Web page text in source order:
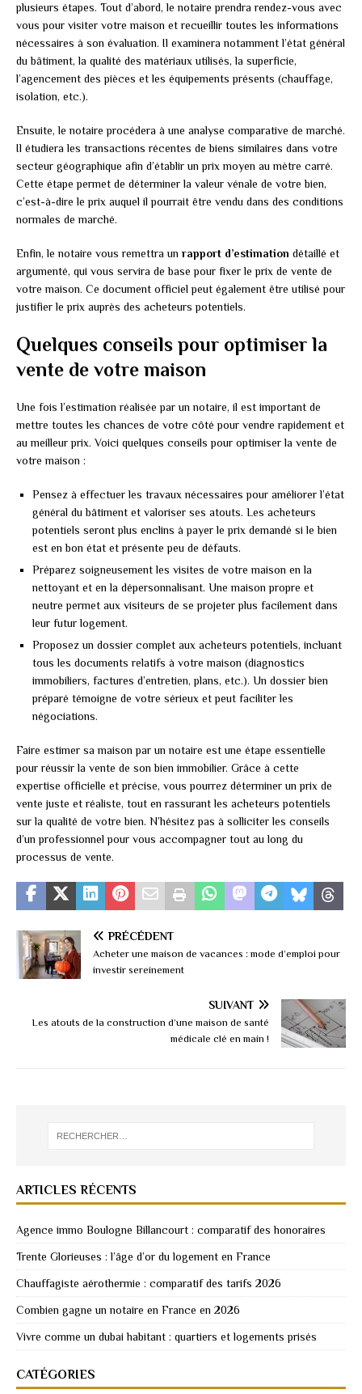
plusieurs étapes. Tout d’abord, le notaire prendra rendez-vous avec
vous pour visiter votre maison et recueillir toutes les informations
nécessaires à son évaluation. Il examinera notamment l’état général
du bâtiment, la qualité des matériaux utilisés, la superficie,
l’agencement des pièces et les équipements présents (chauffage,
isolation, etc.).
Ensuite, le notaire procédera à une analyse comparative de marché.
Il étudiera les transactions récentes de biens similaires dans votre
secteur géographique afin d’établir un prix moyen au mètre carré.
Cette étape permet de déterminer la valeur vénale de votre bien,
c’est-à-dire le prix auquel il pourrait être vendu dans des conditions
normales de marché.
Enfin, le notaire vous remettra un rapport d’estimation détaillé et
argumenté, qui vous servira de base pour fixer le prix de vente de
votre maison. Ce document officiel peut également être utilisé pour
justifier le prix auprès des acheteurs potentiels.
Quelques conseils pour optimiser la
vente de votre maison
Une fois l’estimation réalisée par un notaire, il est important de
mettre toutes les chances de votre côté pour vendre rapidement et
au meilleur prix. Voici quelques conseils pour optimiser la vente de
votre maison :
Pensez à effectuer les travaux nécessaires pour améliorer l’état
général du bâtiment et valoriser ses atouts. Les acheteurs
potentiels seront plus enclins à payer le prix demandé si le bien
est en bon état et présente peu de défauts.
Préparez soigneusement les visites de votre maison en la
nettoyant et en la dépersonnalisant. Une maison propre et
neutre permet aux visiteurs de se projeter plus facilement dans
leur futur logement.
Proposez un dossier complet aux acheteurs potentiels, incluant
tous les documents relatifs à votre maison (diagnostics
immobiliers, factures d’entretien, plans, etc.). Un dossier bien
préparé témoigne de votre sérieux et peut faciliter les
négociations.
Faire estimer sa maison par un notaire est une étape essentielle
pour réussir la vente de son bien immobilier. Grâce à cette
expertise officielle et précise, vous pourrez déterminer un prix de
vente juste et réaliste, tout en rassurant les acheteurs potentiels
sur la qualité de votre bien. N’hésitez pas à solliciter les conseils
d’un professionnel pour vous accompagner tout au long du
processus de vente.
PRÉCÉDENT
Acheter une maison de vacances : mode d’emploi pour
investir sereinement
SUIVANT
Les atouts de la construction d’une maison de santé
médicale clé en main !
ARTICLES RÉCENTS
Agence immo Boulogne Billancourt : comparatif des honoraires
Trente Glorieuses : l’âge d’or du logement en France
Chauffagiste aérothermie : comparatif des tarifs 2026
Combien gagne un notaire en France en 2026
Vivre comme un dubai habitant : quartiers et logements prisés
CATÉGORIES